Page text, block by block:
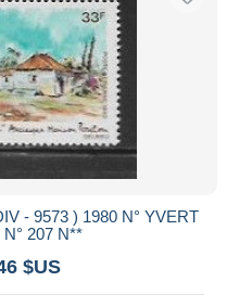
- 9573 ) 1980 N° YVERT
207 N**
$US